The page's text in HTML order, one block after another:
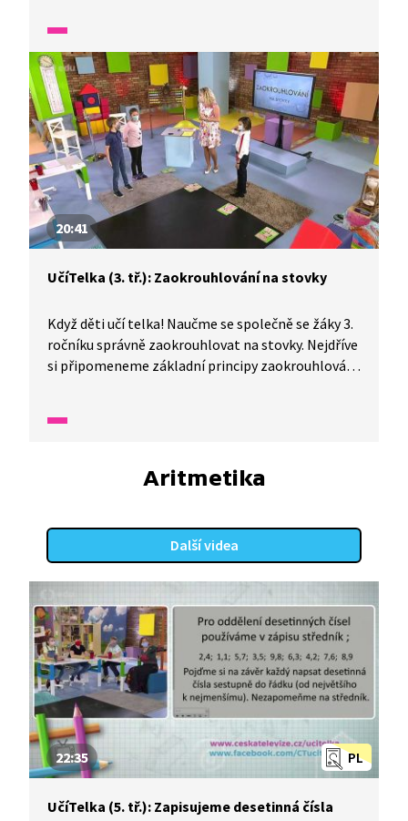
20:41
UčíTelka (3. tř.): Zaokrouhlování na stovky
Když děti učí telka! Naučme se společně se žáky 3.
ročníku správně zaokrouhlovat na stovky. Nejdříve
si připomeneme základní principy zaokrouhlování
kolem nás.
Aritmetika
Další videa
PL
22:35
UčíTelka (5. tř.): Zapisujeme desetinná čísla